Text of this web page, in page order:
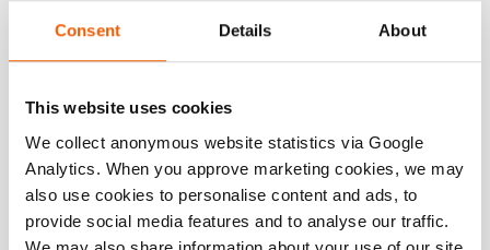
Consent Details About
This website uses cookies
We collect anonymous website statistics via Google
Analytics. When you approve marketing cookies, we may
also use cookies to personalise content and ads, to
provide social media features and to analyse our traffic.
Flowpanel (Kranenblok) – Enkelwerkend –
HMS 4